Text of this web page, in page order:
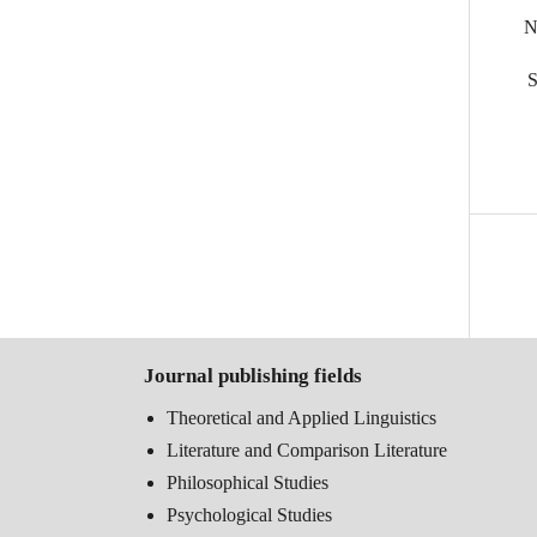
Journal publishing fields
Theoretical and Applied Linguistics
Literature and Comparison Literature
Philosophical Studies
Psychological Studies